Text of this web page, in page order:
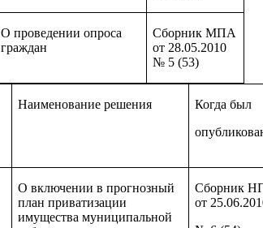
О проведении опроса
граждан
Сборник МПА
от 28.05.2010
№ 5 (53)
Наименование решения
Когда был
О включении в прогнозный
план приватизации
имущества муниципальной
Сборник
от